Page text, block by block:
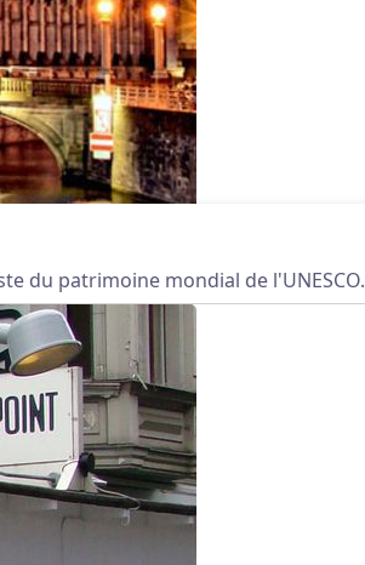
du patrimoine mondial de l'UNESCO.